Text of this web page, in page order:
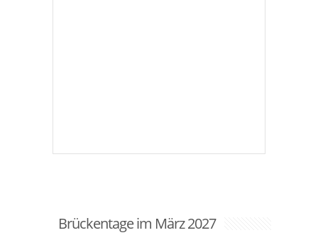
Brückentage im März 2027